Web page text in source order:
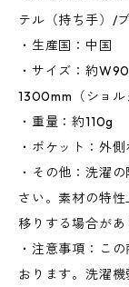
テル（持ち手）/
・生産国：中国
・サイズ：約
1300mm（ショル
・重量：約110g
・ポケット：外
・その他：洗濯
さい。素材の特
移りする場合があ
・注意事項：こ
おります。洗濯